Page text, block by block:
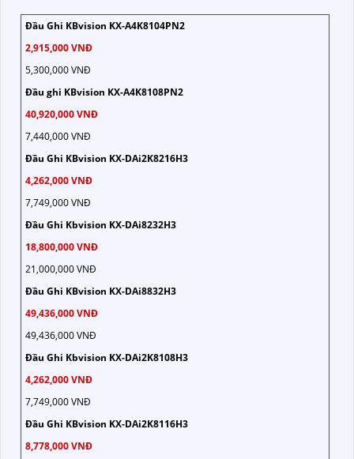
Đầu Ghi KBvision KX-A4K8104PN2
2,915,000 VNĐ
5,300,000 VNĐ
Đầu ghi KBvision KX-A4K8108PN2
40,920,000 VNĐ
7,440,000 VNĐ
Đầu Ghi KBvision KX-DAi2K8216H3
4,262,000 VNĐ
7,749,000 VNĐ
Đầu Ghi Kbvision KX-DAi8232H3
18,800,000 VNĐ
21,000,000 VNĐ
Đầu Ghi KBvision KX-DAi8832H3
49,436,000 VNĐ
49,436,000 VNĐ
Đầu Ghi Kbvision KX-DAi2K8108H3
4,262,000 VNĐ
7,749,000 VNĐ
Đầu Ghi KBvision KX-DAi2K8116H3
8,778,000 VNĐ